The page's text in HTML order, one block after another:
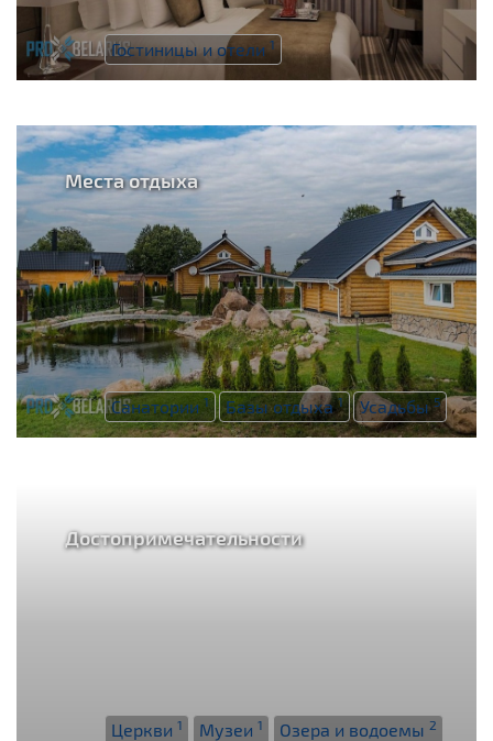
Гостиницы и отели1
Места отдыха
Санатории 1 Базы отдыха1 Усадьбы 5
Достопримечательности
Церкви 1 Музеи 1 Озера и водоемы 2